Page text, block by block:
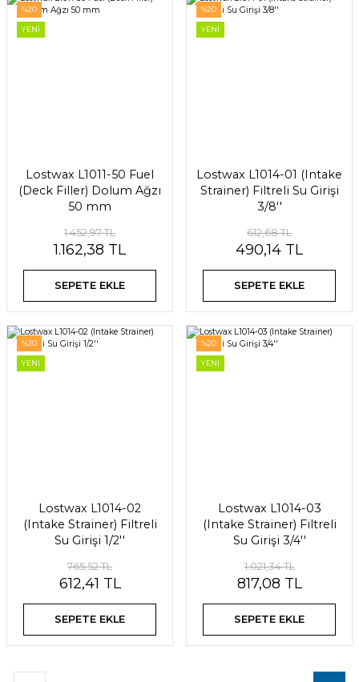
%20
YENİ
Lostwax L1011-50 Fuel
(Deck Filler) Dolum Ağzı
50 mm
1.452,97 TL
1.162,38 TL
SEPETE EKLE
%20
YENİ
Lostwax L1014-01 (Intake
Strainer) Filtreli Su Girişi
3/8''
612,68 TL
490,14 TL
SEPETE EKLE
%20
YENİ
Lostwax L1014-02
(Intake Strainer) Filtreli
Su Girişi 1/2''
765,52 TL
612,41 TL
SEPETE EKLE
%20
YENİ
Lostwax L1014-03
(Intake Strainer) Filtreli
Su Girişi 3/4''
1.021,34 TL
817,08 TL
SEPETE EKLE